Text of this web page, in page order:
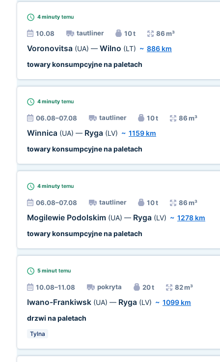
4 minuty temu
10.08 tautliner 10 t 86 m³
Voronovitsa (UA) — Wilno (LT) ~ 886 km
towary konsumpcyjne na paletach
4 minuty temu
06.08–07.08 tautliner 10 t 86 m³
Winnica (UA) — Ryga (LV) ~ 1159 km
towary konsumpcyjne na paletach
4 minuty temu
06.08–07.08 tautliner 10 t 86 m³
Mogilewie Podolskim (UA) — Ryga (LV) ~ 1278 km
towary konsumpcyjne na paletach
5 minut temu
10.08–11.08 pokryta 20 t 82 m³
Iwano-Frankiwsk (UA) — Ryga (LV) ~ 1099 km
drzwi na paletach
Tylna